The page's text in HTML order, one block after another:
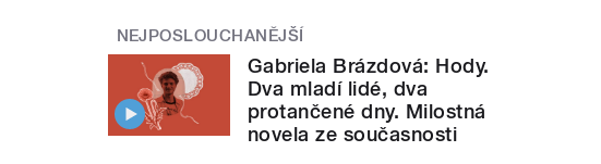
NEJPOSLOUCHANĚJŠÍ
Gabriela Brázdová: Hody.
Dva mladí lidé, dva
protančené dny. Milostná
novela ze současnosti